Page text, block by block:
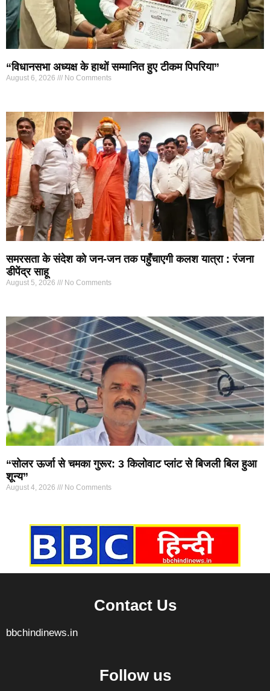
“विधानसभा अध्यक्ष के हाथों सम्मानित हुए टीकम पिपरिया”
August 6, 2026 No Comments
समरसता के संदेश को जन-जन तक पहुँचाएगी कलश यात्रा : रंजना
डीपेंद्र साहू
August 5, 2026 No Comments
“सोलर ऊर्जा से चमका गुरूर: 3 किलोवाट प्लांट से बिजली बिल हुआ
शून्य”
August 4, 2026 No Comments
Contact Us
bbchindinews.in
Follow us